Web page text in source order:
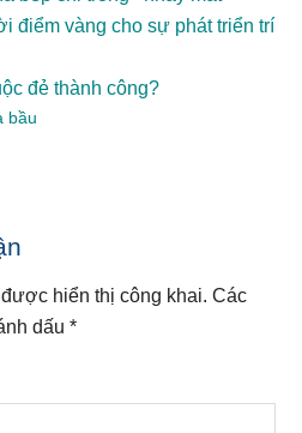
điểm vàng cho sự phát triển trí
đẻ thành công?
bầu
hiển thị công khai. Các
dấu*